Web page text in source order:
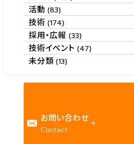
活動(83)
技術(174)
採用・広報 (33)
技術イベント (47)
未分類(13)
お問い合わせ
Contact